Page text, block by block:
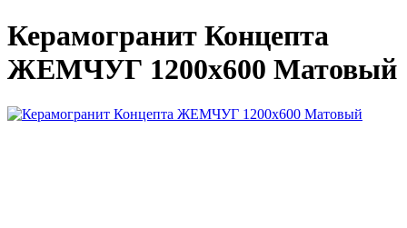
Керамогранит Концепта
ЖЕМЧУГ 1200x600 Матовый